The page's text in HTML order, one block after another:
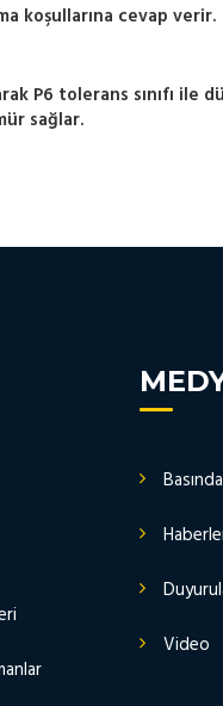
koşullarına cevap verir.
P6 tolerans sınıfı ile
sağlar.
Video